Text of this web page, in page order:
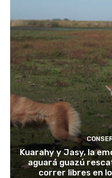
Kuarahy y Jasy, la
aguará guazú
correr libres en